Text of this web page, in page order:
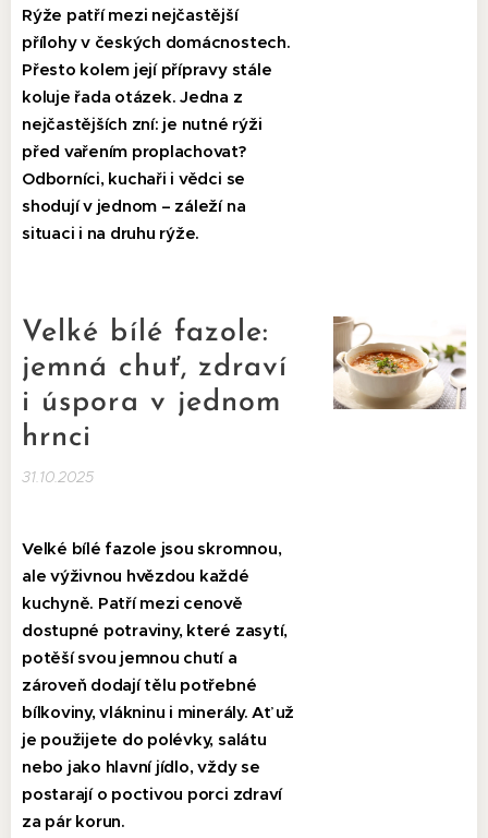
Rýže patří mezi nejčastější
přílohy v českých domácnostech.
Přesto kolem její přípravy stále
koluje řada otázek. Jedna z
nejčastějších zní: je nutné rýži
před vařením proplachovat?
Odborníci, kuchaři i vědci se
shodují v jednom – záleží na
situaci i na druhu rýže.
Velké bílé fazole:
jemná chuť, zdraví
i úspora v jednom
hrnci
31.10.2025
Velké bílé fazole jsou skromnou,
ale výživnou hvězdou každé
kuchyně. Patří mezi cenově
dostupné potraviny, které zasytí,
potěší svou jemnou chutí a
zároveň dodají tělu potřebné
bílkoviny, vlákninu i minerály. Ať už
je použijete do polévky, salátu
nebo jako hlavní jídlo, vždy se
postarají o poctivou porci zdraví
za pár korun.